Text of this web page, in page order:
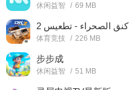
休闲益智 / 69 MB
كنق الصحراء - تطعيس 2
体育竞技 / 226 MB
步步成
休闲益智 / 51 MB